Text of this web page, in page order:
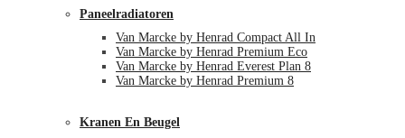
Paneelradiatoren
Van Marcke by Henrad Compact All In
Van Marcke by Henrad Premium Eco
Van Marcke by Henrad Everest Plan 8
Van Marcke by Henrad Premium 8
Kranen En Beugel